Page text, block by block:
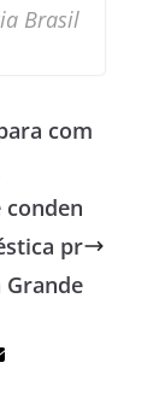
Brasil
com
conden
pr
Grande